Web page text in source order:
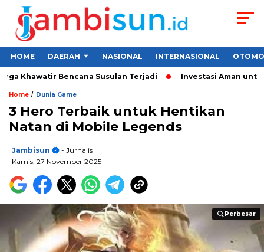
HOME DAERAH NASIONAL INTERNASIONAL
Bencana Susulan Terjadi Investasi Aman untuk
Home / Dunia Game
3 Hero Terbaik untuk Hentikan
Natan di Mobile Legends
Jambisun
- Jurnalis
Kamis, 27 November 2025
Perbesar
Perbesar